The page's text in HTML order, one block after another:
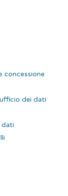
concessione
dei dati
dati